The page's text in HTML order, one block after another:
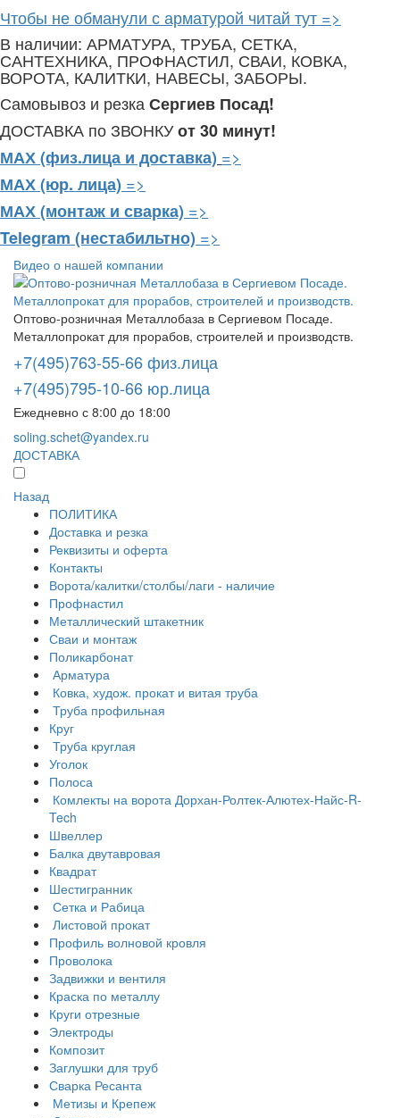
Чтобы не обманули с арматурой читай тут =>
В наличии: АРМАТУРА, ТРУБА, СЕТКА,
САНТЕХНИКА, ПРОФНАСТИЛ, СВАИ, КОВКА,
ВОРОТА, КАЛИТКИ, НАВЕСЫ, ЗАБОРЫ.
Самовывоз и резка Сергиев Посад!
ДОСТАВКА по ЗВОНКУот 30 минут!
МАХ (физ.лица и доставка) =>
МАХ (юр. лица) =>
МАХ (монтаж и сварка) =>
Telegram (нестабильтно) =>
Видео о нашей компании
Оптово-розничная Металлобаза в Сергиевом Посаде.
Металлопрокат для прорабов, строителей и производств.
+7(495)763-55-66 физ.лица
+7(495)795-10-66 юр.лица
Ежедневно с 8:00 до 18:00
soling.schet@yandex.ru
ДОСТАВКА
Назад
ПОЛИТИКА
Доставка и резка
Реквизиты и оферта
Контакты
Ворота/калитки/столбы/лаги - наличие
Профнастил
Металлический штакетник
Сваи и монтаж
Поликарбонат
Арматура
Ковка, худож. прокат и витая труба
Труба профильная
Круг
Труба круглая
Уголок
Полоса
Комлекты на ворота Дорхан-Ролтек-Алютех-Найс-R-
Tech
Швеллер
Балка двутавровая
Квадрат
Шестигранник
Сетка и Рабица
Листовой прокат
Профиль волновой кровля
Проволока
Задвижки и вентиля
Краска по металлу
Круги отрезные
Электроды
Композит
Заглушки для труб
Сварка Ресанта
Метизы и Крепеж